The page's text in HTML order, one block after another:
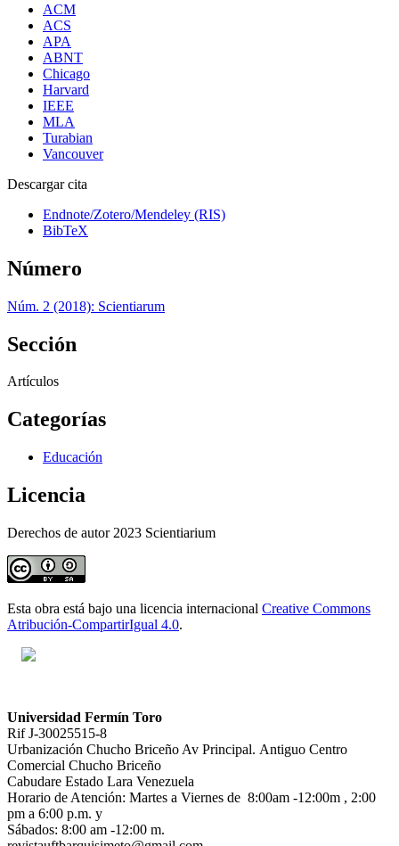
ACM
ACS
APA
ABNT
Chicago
Harvard
IEEE
MLA
Turabian
Vancouver
Descargar cita
Endnote/Zotero/Mendeley (RIS)
BibTeX
Número
Núm. 2 (2018): Scientiarum
Sección
Artículos
Categorías
Educación
Licencia
Derechos de autor 2023 Scientiarium
Esta obra está bajo una licencia internacional Creative Commons
Atribución-CompartirIgual 4.0.
Universidad Fermín Toro
Rif J-30025515-8
Urbanización Chucho Briceño Av Principal. Antiguo Centro
Comercial Chucho Briceño
Cabudare Estado Lara Venezuela
Horario de Atención: Martes a Viernes de 8:00am -12:00m , 2:00
pm a 6:00 p.m. y
Sábados: 8:00 am -12:00 m.